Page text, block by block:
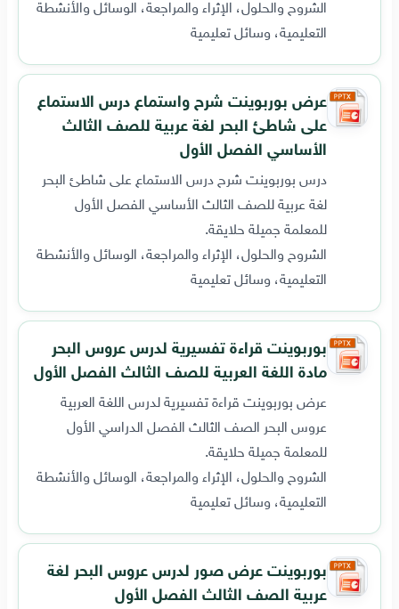
الشروح والحلول، الإثراء والمراجعة، الوسائل والأنشطة
التعليمية، وسائل تعليمية
عرض بوربوينت شرح واستماع درس الاستماع
على شاطئ البحر لغة عربية للصف الثالث
الأساسي الفصل الأول
درس بوربوينت شرح درس الاستماع على شاطئ البحر
لغة عربية للصف الثالث الأساسي الفصل الأول
للمعلمة جميلة حلايقة.
الشروح والحلول، الإثراء والمراجعة، الوسائل والأنشطة
التعليمية، وسائل تعليمية
بوربوينت قراءة تفسيرية لدرس عروس البحر
مادة اللغة العربية للصف الثالث الفصل الأول
عرض بوربوينت قراءة تفسيرية لدرس اللغة العربية
عروس البحر الصف الثالث الفصل الدراسي الأول
للمعلمة جميلة حلايقة.
الشروح والحلول، الإثراء والمراجعة، الوسائل والأنشطة
التعليمية، وسائل تعليمية
بوربوينت عرض صور لدرس عروس البحر لغة
عربية الصف الثالث الفصل الأول